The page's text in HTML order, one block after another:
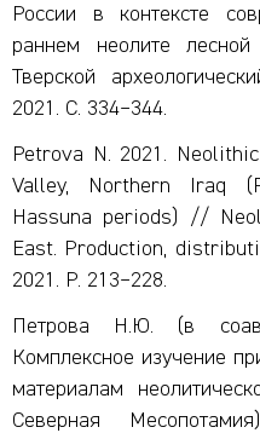
России в контексте
раннем неолите
Тверской
2021. С. 334–344.
Petrova N. 2021.
Valley, Northern Iraq
Hassuna periods) //
East. Production,
2021. P. 213–228.
Петрова Н.Ю. (в
Комплексное изучение
материалам
Северная